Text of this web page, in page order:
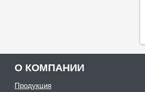
О КОМПАНИИ
Продукция